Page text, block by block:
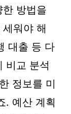
방법을
워야 해
대출 등 다
비교 분석
정보를 미
. 예산 계획